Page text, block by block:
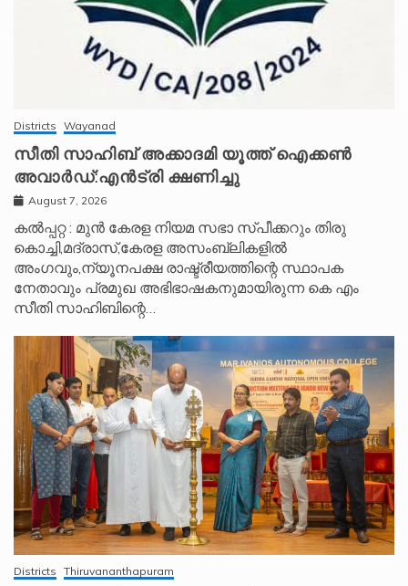
Districts Wayanad
സീതി സാഹിബ് അക്കാദമി യൂത്ത് ഐക്കൺ
അവാർഡ്:എൻട്രി ക്ഷണിച്ചു
August 7, 2026
കൽപ്പറ്റ : മുൻ കേരള നിയമ സഭാ സ്പീക്കറും തിരു
കൊച്ചി,മദ്രാസ്,കേരള അസംബ്ലികളിൽ
അംഗവും,ന്യൂനപക്ഷ രാഷ്ട്രീയത്തിന്റെ സ്ഥാപക
നേതാവും പ്രമുഖ അഭിഭാഷകനുമായിരുന്ന കെ എം
സീതി സാഹിബിന്റെ…
Districts Thiruvananthapuram